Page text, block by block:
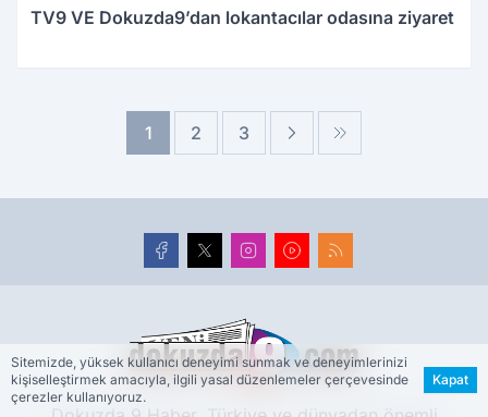
TV9 VE Dokuzda9’dan lokantacılar odasına ziyaret
1 2 3
Sitemizde, yüksek kullanıcı deneyimi sunmak ve deneyimlerinizi
kişiselleştirmek amacıyla, ilgili yasal düzenlemeler çerçevesinde
çerezler kullanıyoruz.
Kapat